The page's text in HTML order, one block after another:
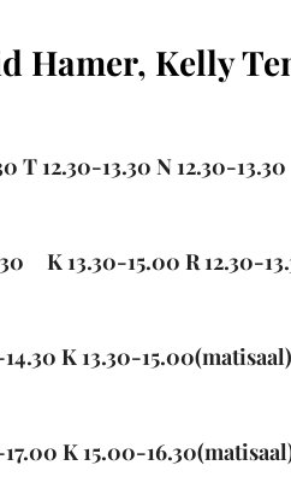
Hamer, Kelly
T 12.30-13.30 N 12.30-13.30
K 13.30-15.00 R 12.30-
K 13.30-
K 15.00-